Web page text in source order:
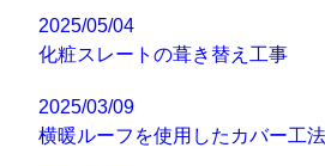
2025/05/04
化粧スレートの葺き替え工事
2025/03/09
横暖ルーフを使用したカバー工